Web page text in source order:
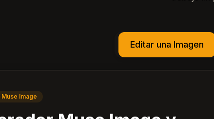
Editar una Imagen
Image